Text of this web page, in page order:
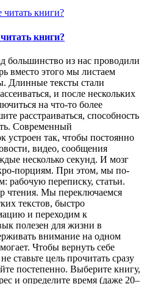
книги?
большинство из нас проводили
вместо этого мы листаем
Длинные тексты стали
и после нескольких
на что-то более
расстраиваться, способность
Современный
так, чтобы постоянно
видео, сообщения
несколько секунд. И мозг
порциям. При этом, мы по-
рабочую переписку, статьи.
чтения. Мы переключаемся
текстов, быстро
и переходим к
полезен для жизни в
внимание на одном
Чтобы вернуть себе
ставьте цель прочитать сразу
постепенно. Выберите книгу,
и определите время (даже 20–